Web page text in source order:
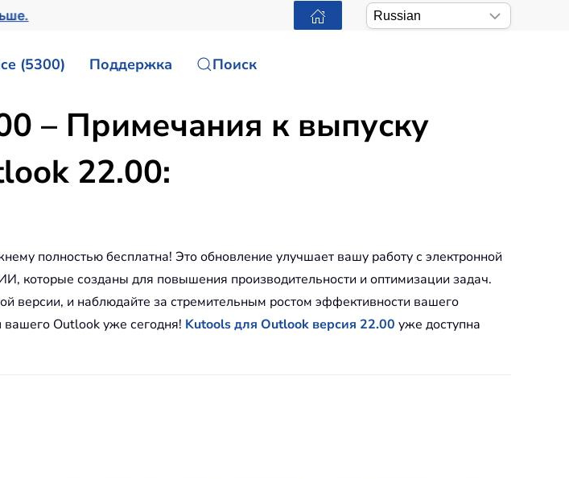
(5300) Поддержка Поиск
– Примечания к выпуску
22.00:
полностью бесплатна! Это обновление улучшает вашу работу с электронной
которые созданы для повышения производительности и оптимизации задач.
версии, и наблюдайте за стремительным ростом эффективности вашего
вашего Outlook уже сегодня! Kutools для Outlook версия 22.00 уже доступна